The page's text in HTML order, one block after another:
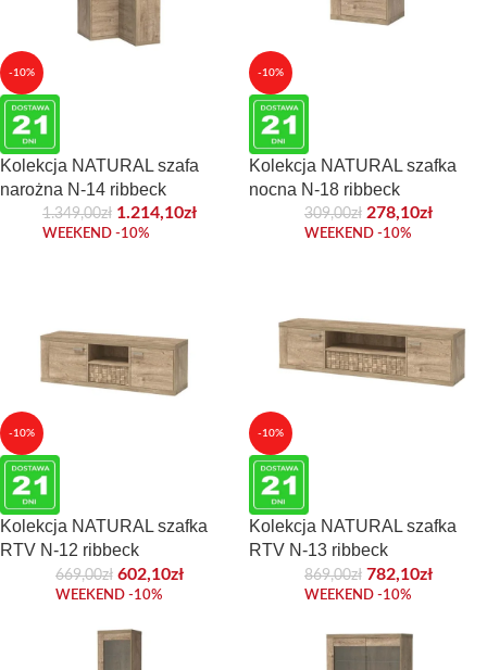
-10%
Kolekcja NATURAL szafa
narożna N-14 ribbeck
1.349,00zł 1.214,10zł
WEEKEND -10%
-10%
Kolekcja NATURAL szafka
nocna N-18 ribbeck
309,00zł 278,10zł
WEEKEND -10%
-10%
Kolekcja NATURAL szafka
RTV N-12 ribbeck
669,00zł 602,10zł
WEEKEND -10%
-10%
Kolekcja NATURAL szafka
RTV N-13 ribbeck
869,00zł 782,10zł
WEEKEND -10%